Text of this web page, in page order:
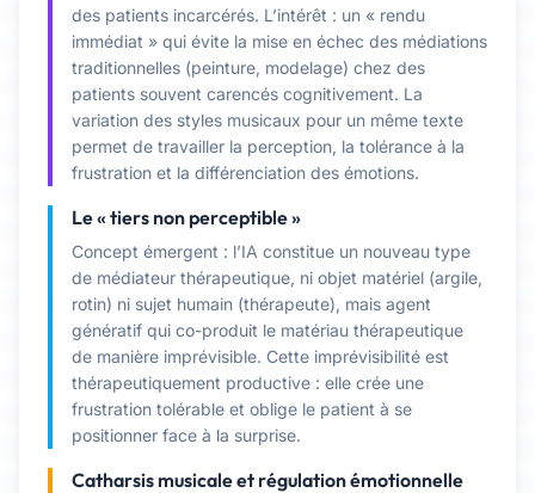
des patients incarcérés. L’intérêt : un « rendu
immédiat » qui évite la mise en échec des médiations
traditionnelles (peinture, modelage) chez des
patients souvent carencés cognitivement. La
variation des styles musicaux pour un même texte
permet de travailler la perception, la tolérance à la
frustration et la différenciation des émotions.
Le « tiers non perceptible »
Concept émergent : l’IA constitue un nouveau type
de médiateur thérapeutique, ni objet matériel (argile,
rotin) ni sujet humain (thérapeute), mais agent
génératif qui co-produit le matériau thérapeutique
de manière imprévisible. Cette imprévisibilité est
thérapeutiquement productive : elle crée une
frustration tolérable et oblige le patient à se
positionner face à la surprise.
Catharsis musicale et régulation émotionnelle